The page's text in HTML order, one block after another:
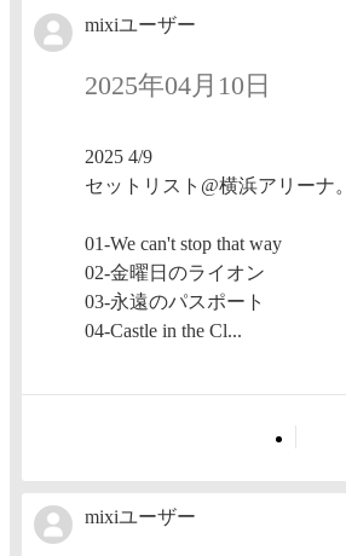
mixiユーザー
2025年04月10日
2025 4/9
セットリスト@横浜アリーナ。
01-We can't stop that way
02-金曜日のライオン
03-永遠のパスポート
04-Castle in the Cl...
mixiユーザー